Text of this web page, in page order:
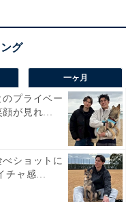
一ヶ月
プライベー
顔が見れ...
ショットに
チャ感...